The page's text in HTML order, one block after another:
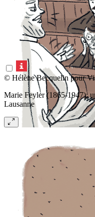
© Hélène Becquelin pour
Marie Feyler (1865-1947):
Lausanne